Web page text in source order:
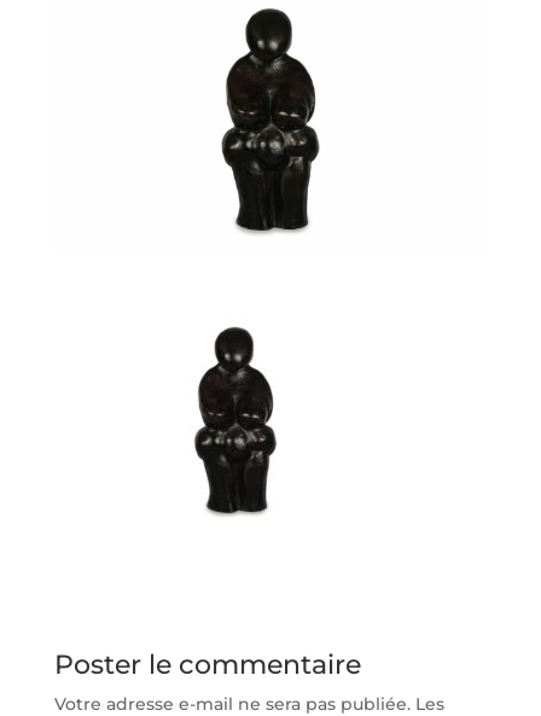
Poster le commentaire
Votre adresse e-mail ne sera pas publiée. Les